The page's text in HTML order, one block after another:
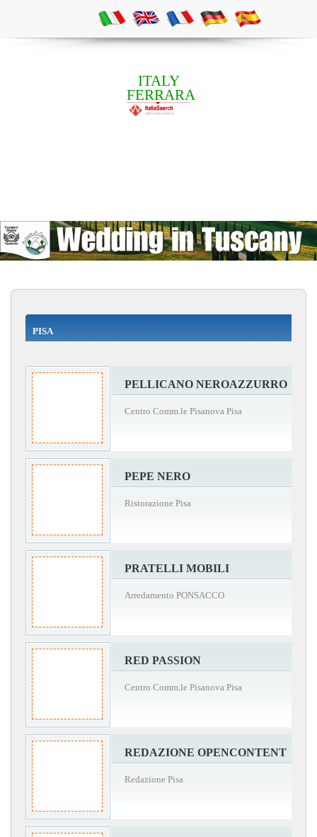
ITALY
FERRARA
PISA
PELLICANO NEROAZZURRO
Centro Comm.le Pisanova Pisa
PEPE NERO
Ristorazione Pisa
PRATELLI MOBILI
Arredamento PONSACCO
RED PASSION
Centro Comm.le Pisanova Pisa
REDAZIONE OPENCONTENT
Redazione Pisa